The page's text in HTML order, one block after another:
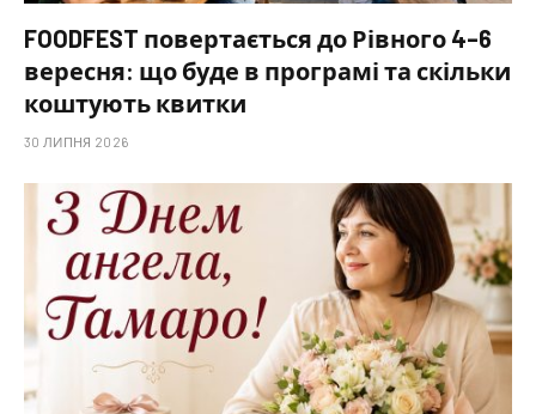
FOODFEST повертається до Рівного 4–6
вересня: що буде в програмі та скільки
коштують квитки
30 ЛИПНЯ 2026